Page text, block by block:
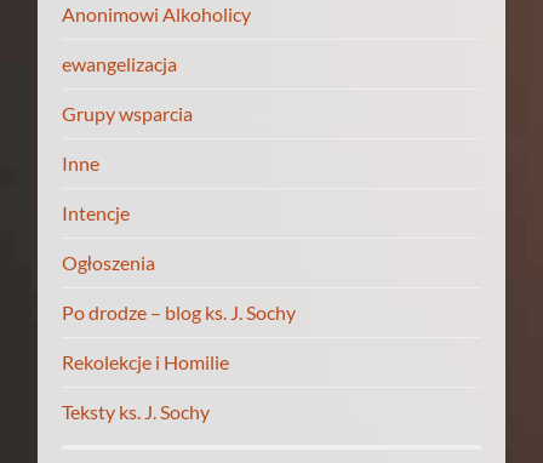
Anonimowi Alkoholicy
ewangelizacja
Grupy wsparcia
Inne
Intencje
Ogłoszenia
Po drodze – blog ks. J. Sochy
Rekolekcje i Homilie
Teksty ks. J. Sochy